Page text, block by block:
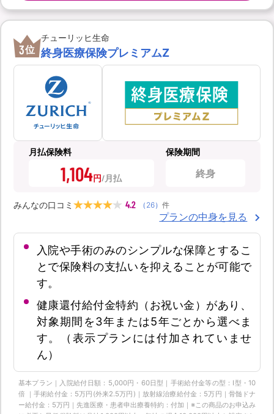
3位
チューリッヒ生命
終身医療保険プレミアムZ
月払保険料
1,104円
保険期間
終身
みんなの口コミ 4.2 （ 26） 件
プランの中身を見る
入院や手術のみのシンプルな保障とするこ
とで保険料の支払いを抑えることが可能で
す。
健康還付給付金特約（お祝い金）があり、
対象期間を3年または5年ごとから選べま
す。（表示プランには付加されていませ
ん）
基本プラン｜入院給付日額：5,000円・60日型｜手術給付金等の型：Ⅰ型・10
倍 ｜手術給付金：5万円(外来2.5万円)｜放射線治療給付金：5万円｜骨髄ドナ
ー給付金：5万円｜先進医療・患者申出療養特約：付加｜※この商品のお申込み